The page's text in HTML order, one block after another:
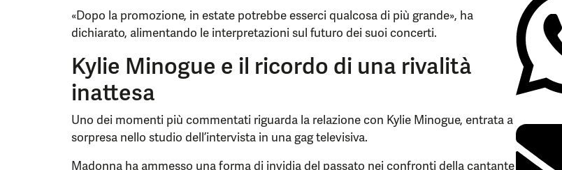
«Dopo la promozione, in estate potrebbe esserci qualcosa di più grande», ha
dichiarato, alimentando le interpretazioni sul futuro dei suoi concerti.
Kylie Minogue e il ricordo di una rivalità
inattesa
Uno dei momenti più commentati riguarda la relazione con Kylie Minogue, entrata a
sorpresa nello studio dell’intervista in una gag televisiva.
Madonna ha ammesso una forma di invidia del passato nei confronti della cantante